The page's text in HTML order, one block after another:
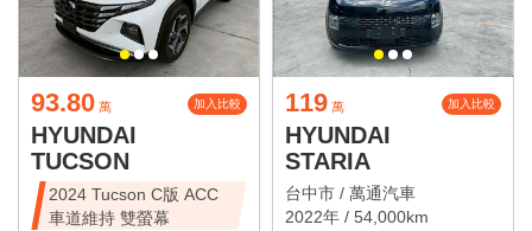
93.80 萬 加入比較
HYUNDAI
TUCSON
2024 Tucson C版 ACC
車道維持 雙螢幕
119 萬 加入比較
HYUNDAI
STARIA
台中市 / 萬通汽車
2022年 / 54,000km